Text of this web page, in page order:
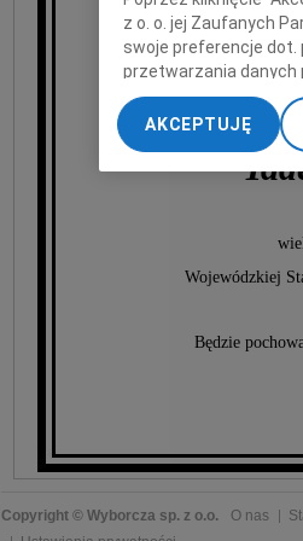
Wojewódzkiej
Będzie
Copyright © Wyborcza sp. z o.o. O nas
z o. o. jej Zaufanych
swoje preferencje dot.
przetwarzania danych
„Ustawienia
My, nasi Zaufani
dokładnych danych
Przechowywanie
AKCEPTUJĘ